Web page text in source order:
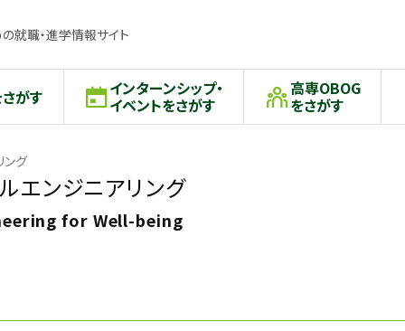
就職・進学情報サイト
がす インターンシップ・
イベントをさがす
高専OBOG
をさがす
ング
エンジニアリング
for Well-being